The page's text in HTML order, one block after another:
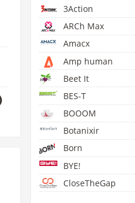
3Action
ARCh Max
Amacx
Amp human
Beet It
BES-T
BOOOM
Botanixir
Born
BYE!
CloseTheGap